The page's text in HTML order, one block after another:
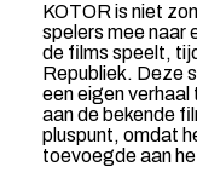
KOTOR is niet
spelers mee naar
de films speelt,
Republiek. Deze
een eigen
aan de bekende
pluspunt, omdat
toevoegde aan